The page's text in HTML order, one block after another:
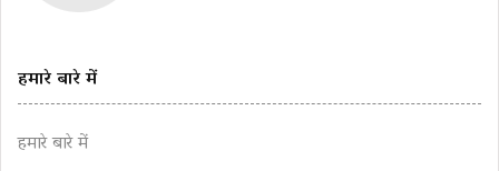
हमारे बारे में
हमारे बारे में